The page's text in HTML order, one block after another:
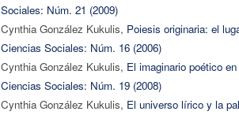
Sociales: Núm. 21 (2009)
Cynthia González Kukulis, Poiesis originaria: el
Ciencias Sociales: Núm. 16 (2006)
Cynthia González Kukulis, El imaginario poético
Ciencias Sociales: Núm. 19 (2008)
Cynthia González Kukulis, El universo lírico y la